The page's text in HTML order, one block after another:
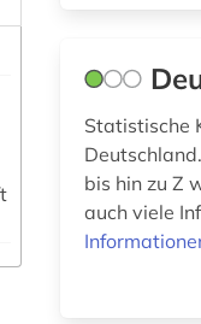
Statistische
bis hin zu Z
auch viele